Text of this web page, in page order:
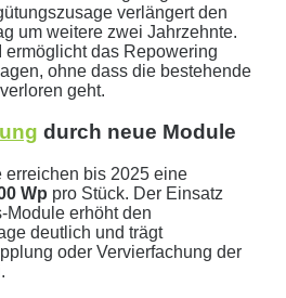
TYPISCH
von uns innerhalb von48
Markenpersönlichkeit
von der ersten Minute an
Region. Daher arbeiten wir
und exklusiv für unsere
verlängert den
um weitere zwei Jahrzehnte.
ermöglicht das Repowering
ohne dass die bestehende
geht.
durch neue Module
erreichen bis 2025 eine
Wp pro Stück. Der Einsatz
erhöht den
deutlich und trägt
oder Vervierfachung der